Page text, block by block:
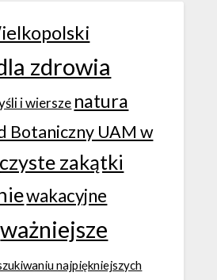
zdrowia
i wiersze natura
Botaniczny UAM w
zakątki
wakacyjne
ważniejsze
najpiękniejszych